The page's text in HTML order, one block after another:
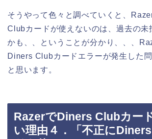
そうやって色々と調べていくと、
Clubカードが使えないのは、過去の未
かも、、ということが分かり、、、
Diners Clubカードエラーが発生した
と思います。
RazerでDiners Clubカー
い理由４．「不正に